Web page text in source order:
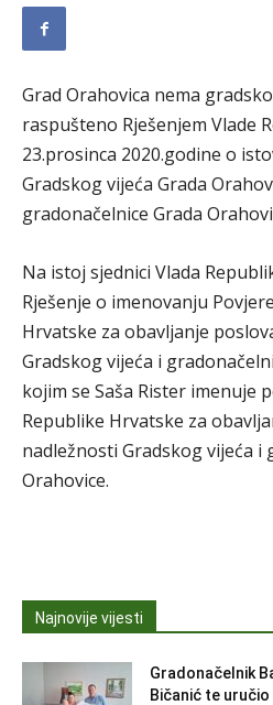
Grad Orahovica nema
raspušteno Rješenjem Vlade
23.prosinca 2020.godine o
Gradskog vijeća Grada
gradonačelnice Grada
Na istoj sjednici Vlada
Rješenje o imenovanju
Hrvatske za obavljanje
Gradskog vijeća i
kojim se Saša Rister imenuje
Republike Hrvatske za
nadležnosti Gradskog vijeća i
Orahovice.
Najnovije vijesti
Gradonačelnik
Bičanić te